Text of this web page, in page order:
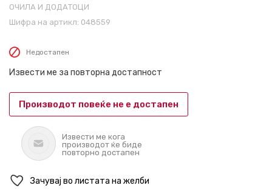
ОЧИЛА И ДОДАТОЦИ
Шифра на артикл: 048559
Недостапен
Извести ме за повторна достапност
Производот повеќе не е достапен
Извести ме кога
производот ќе биде
повторно достапен
Зачувај во листата на желби